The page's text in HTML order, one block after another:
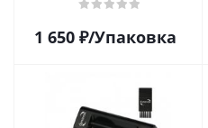
1 650₽/Упаковка